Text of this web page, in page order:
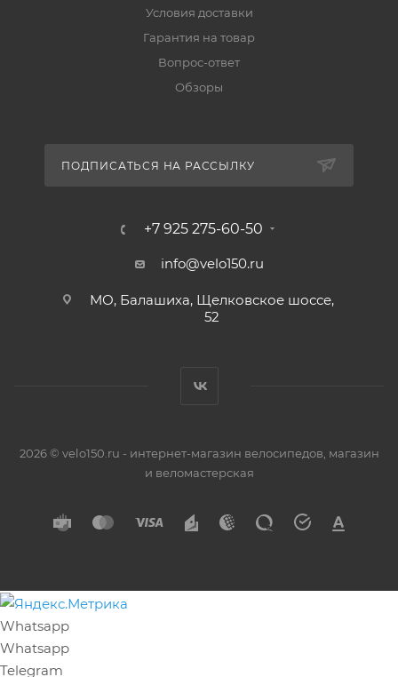
Условия доставки
Гарантия на товар
Вопрос-ответ
Обзоры
ПОДПИСАТЬСЯ НА РАССЫЛКУ
+7 925 275-60-50
info@velo150.ru
МО, Балашиха, Щелковское шоссе,
52
2026 © velo150.ru - интернет-магазин велосипедов, магазин
и веломастерская
Whatsapp
Whatsapp
Telegram